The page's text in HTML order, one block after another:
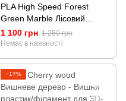
PLA High Speed Forest
Green Marble Лісовий
зелений Мармур
1 100 грн 1 250 грн
Немає в наявності
−17%